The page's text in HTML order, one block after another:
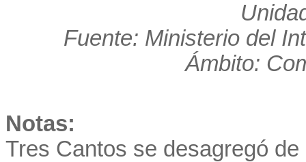
Fuente: Ministerio del
Ámbito:
Notas:
Tres Cantos se desagregó